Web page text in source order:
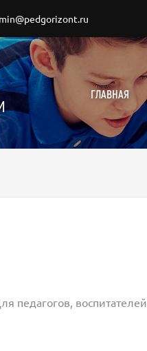
ГЛАВНАЯ
педагогов,